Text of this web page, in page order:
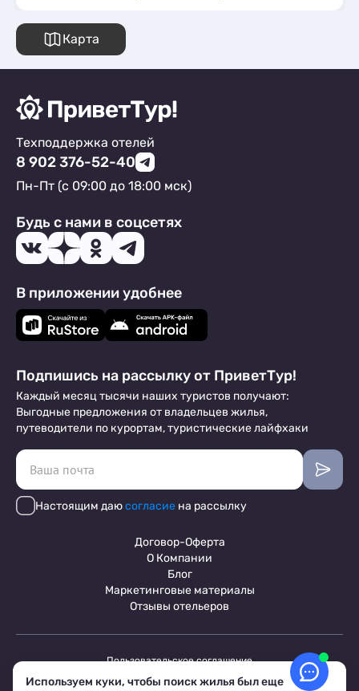
Карта
Техподдержка отелей
8 902 376-52-40
Пн-Пт (с 09:00 до 18:00 мск)
Будь с нами в соцсетях
В приложении удобнее
Подпишись на рассылку от ПриветТур!
Каждый месяц тысячи наших туристов получают:
Выгодные предложения от владельцев жилья,
путеводители по курортам, туристические лайфхаки
Настоящим даюсогласие на рассылку
Договор-Оферта
О Компании
Блог
Маркетинговые материалы
Отзывы отельеров
Пользовательское соглашение
Условия бронирования объектов
Используем куки, чтобы поиск жилья был еще